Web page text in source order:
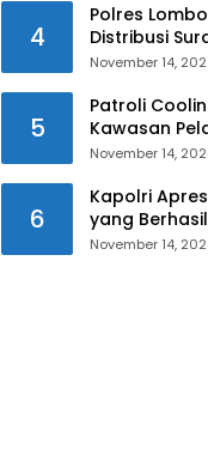
4
Polres
Distribusi
2024
November 14,
5
Patroli
Kawasan
Ciptakan
November 14,
6
Kapolri
yang
Air Korban
November 14,